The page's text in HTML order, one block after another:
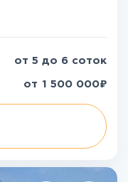
от 5 до 6 соток
от 1 500 000₽